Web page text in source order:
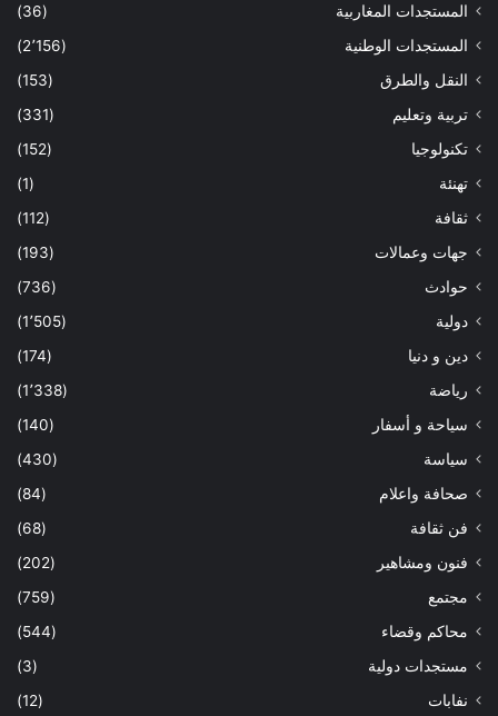
المستجدات المغاربية
(36)
المستجدات الوطنية
(2٬156)
النقل والطرق
(153)
تربية وتعليم
(331)
تكنولوجيا
(152)
تهنئة
(1)
ثقافة
(112)
جهات وعمالات
(193)
حوادث
(736)
دولية
(1٬505)
دين و دنيا
(174)
رياضة
(1٬338)
سياحة و أسفار
(140)
سياسة
(430)
صحافة واعلام
(84)
فن ثقافة
(68)
فنون ومشاهير
(202)
مجتمع
(759)
محاكم وقضاء
(544)
مستجدات دولية
(3)
نفابات
(12)